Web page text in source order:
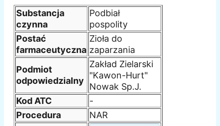
Substancja
czynna
Podbiał
pospolity
Postać
farmaceutyczna
Zioła do
zaparzania
Podmiot
odpowiedzialny
Zakład Zielarski
"Kawon-Hurt"
Nowak Sp.J.
Kod ATC
-
Procedura
NAR